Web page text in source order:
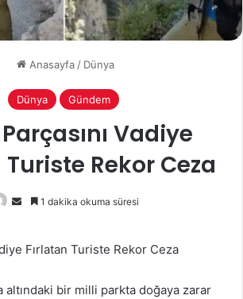
Anasayfa / Dünya
Dünya Gündem
Vadiye
Turiste Rekor Ceza
Bir
göndermek
1 dakika okuma süresi
Fırlatan Turiste Rekor Ceza
altındaki bir milli parkta doğaya zarar